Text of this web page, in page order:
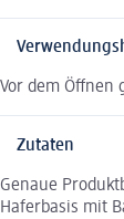
Vor dem Öffnen
Zutaten
Genaue
Haferbasis mit